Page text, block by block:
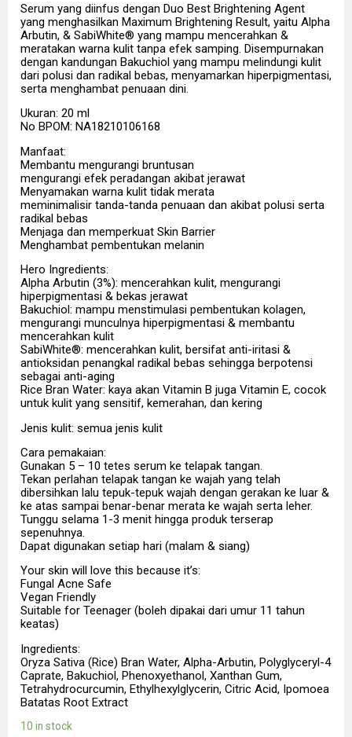
Serum yang diinfus dengan Duo Best Brightening Agent
yang menghasilkan Maximum Brightening Result, yaitu Alpha
Arbutin, & SabiWhite® yang mampu mencerahkan &
meratakan warna kulit tanpa efek samping. Disempurnakan
dengan kandungan Bakuchiol yang mampu melindungi kulit
dari polusi dan radikal bebas, menyamarkan hiperpigmentasi,
serta menghambat penuaan dini.
Ukuran: 20 ml
No BPOM: NA18210106168
Manfaat:
Membantu mengurangi bruntusan
mengurangi efek peradangan akibat jerawat
Menyamakan warna kulit tidak merata
meminimalisir tanda-tanda penuaan dan akibat polusi serta
radikal bebas
Menjaga dan memperkuat Skin Barrier
Menghambat pembentukan melanin
Hero Ingredients:
Alpha Arbutin (3%): mencerahkan kulit, mengurangi
hiperpigmentasi & bekas jerawat
Bakuchiol: mampu menstimulasi pembentukan kolagen,
mengurangi munculnya hiperpigmentasi & membantu
mencerahkan kulit
SabiWhite®: mencerahkan kulit, bersifat anti-iritasi &
antioksidan penangkal radikal bebas sehingga berpotensi
sebagai anti-aging
Rice Bran Water: kaya akan Vitamin B juga Vitamin E, cocok
untuk kulit yang sensitif, kemerahan, dan kering
Jenis kulit: semua jenis kulit
Cara pemakaian:
Gunakan 5 – 10 tetes serum ke telapak tangan.
Tekan perlahan telapak tangan ke wajah yang telah
dibersihkan lalu tepuk-tepuk wajah dengan gerakan ke luar &
ke atas sampai benar-benar merata ke wajah serta leher.
Tunggu selama 1-3 menit hingga produk terserap
sepenuhnya.
Dapat digunakan setiap hari (malam & siang)
Your skin will love this because it’s:
Fungal Acne Safe
Vegan Friendly
Suitable for Teenager (boleh dipakai dari umur 11 tahun
keatas)
Ingredients:
Oryza Sativa (Rice) Bran Water, Alpha-Arbutin, Polyglyceryl-4
Caprate, Bakuchiol, Phenoxyethanol, Xanthan Gum,
Tetrahydrocurcumin, Ethylhexylglycerin, Citric Acid, Ipomoea
Batatas Root Extract
10 in stock